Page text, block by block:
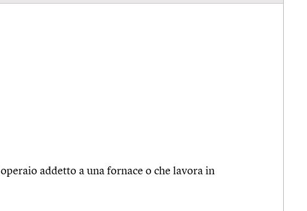
operaio addetto a una fornace o che lavora in